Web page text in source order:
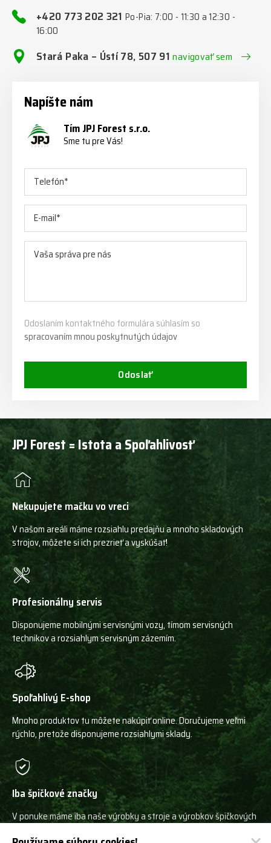
+420 773 202 321Po-Pia: 7:00 - 11:30 a 12:30 -
16:00
Stará Paka – Ústí 78, 507 91navigovať sem
Napíšte nám
Tím JPJ Forest s.r.o.
Sme tu pre Vás!
Odoslaním kontaktného formulára súhlasím so
spracovaním mnou poskytnutých údajov
Odoslať
JPJ Forest = Istota a Spoľahlivosť
Nekupujete mačku vo vreci
V našom areáli máme rozsiahlu predajňu a mnoho skladových
strojov, môžete si ich prezrieť a vyskúšať!
Profesionálny servis
Disponujeme mobilnými servisnými vozy, tímom servisných
technikov a rozsiahlym servisným zázemím.
Spoľahlivý E-shop
Mnoho produktov tu môžete nakúpiť online. Doručujeme veľmi
rýchlo, pretože disponujeme rozsiahlymi sklady.
Iba špičkové značky
V ponuke máme iba naše výrobky a stroje a výrobkov špičkových